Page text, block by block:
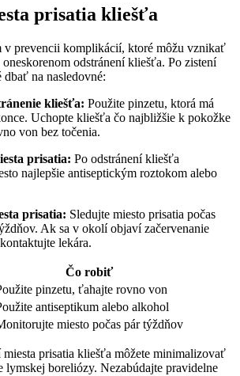
prisatia kliešťa
v prevencii⁤ komplikácií, ​ktoré⁢ môžu ⁣vznikať
odstránení kliešťa. ​Po zistení
‌na⁤ nasledovné:
kliešťa: Použite⁤ pinzetu, ktorá má
Uchopte kliešťa čo najbližšie k pokožke
von bez točenia.
prisatia: Po odstránení kliešťa
najlepšie antiseptickým roztokom alebo
prisatia: ​Sledujte miesto prisatia počas
Ak sa v okolí objaví začervenanie‍
lekára.
Čo robiť
pinzetu, ťahajte rovno von
antiseptikum alebo alkohol
miesto počas pár týždňov
miesta prisatia ‍kliešťa môžete minimalizovať
lymskej boreliózy. Nezabúdajte pravidelne